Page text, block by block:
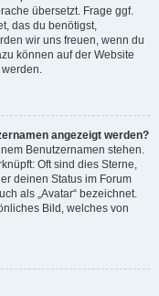
übersetzt. Frage ggf.
das du benötigst,
wir uns freuen, wenn du
können auf der Website
angezeigt werden?
Benutzernamen stehen.
Oft sind dies Sterne,
deinen Status im Forum
als „Avatar“ bezeichnet.
Bild, welches von